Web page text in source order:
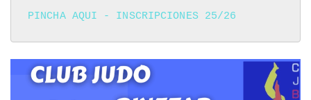
PINCHA AQUI - INSCRIPCIONES 25/26